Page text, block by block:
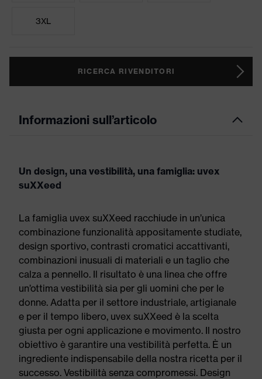
3XL
RICERCA RIVENDITORI
Informazioni sull’articolo
Un design, una vestibilità, una famiglia: uvex
suXXeed
La famiglia uvex suXXeed racchiude in un’unica
combinazione funzionalità appositamente studiate,
design sportivo, contrasti cromatici accattivanti,
combinazioni inusuali di materiali e un taglio che
calza a pennello. Il risultato è una linea che offre
un’ottima vestibilità sia per gli uomini che per le
donne. Adatta per il settore industriale, artigianale
e per il tempo libero, uvex suXXeed è la scelta
giusta per ogni applicazione e movimento. Il nostro
obiettivo è garantire una vestibilità perfetta. È un
ingrediente indispensabile della nostra ricetta per il
successo. Vestibilità senza compromessi. Design